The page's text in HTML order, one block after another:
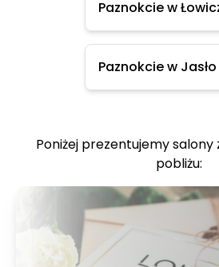
Paznokcie w
Paznokcie w Jasło
Poniżej prezentujemy salony
pobliżu: